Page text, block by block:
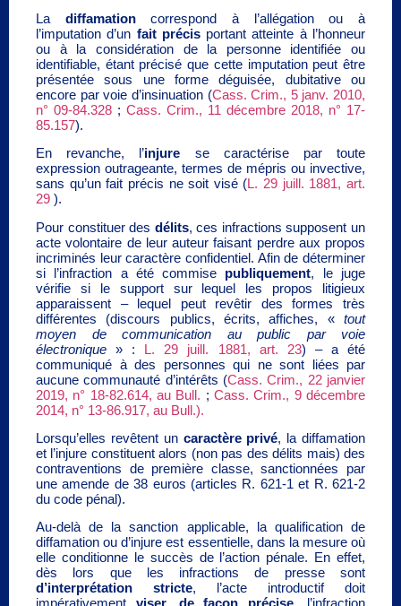
La diffamationcorrespond à l’allégation ou à
l’imputation d’un fait précisportant atteinte à l’honneur
ou à la considération de la personne identifiée ou
identifiable, étant précisé que cette imputation peut être
présentée sous une forme déguisée, dubitative ou
encore par voie d’insinuation (Cass. Crim., 5 janv. 2010,
n° 09-84.328 ; Cass. Crim., 11 décembre 2018, n° 17-
85.157).
En revanche, l’injure se caractérise par toute
expression outrageante, termes de mépris ou invective,
sans qu’un fait précis ne soit visé (L. 29 juill. 1881, art.
29 ).
Pour constituer des délits, ces infractions supposent un
acte volontaire de leur auteur faisant perdre aux propos
incriminés leur caractère confidentiel. Afin de déterminer
si l’infraction a été commise publiquement, le juge
vérifie si le support sur lequel les propos litigieux
apparaissent – lequel peut revêtir des formes très
différentes (discours publics, écrits, affiches, « tout
moyen de communication au public par voie
électronique » : L. 29 juill. 1881, art. 23) – a été
communiqué à des personnes qui ne sont liées par
aucune communauté d’intérêts (Cass. Crim., 22 janvier
2019, n° 18-82.614, au Bull. ;Cass. Crim., 9 décembre
2014, n° 13-86.917, au Bull.).
Lorsqu’elles revêtent un caractère privé, la diffamation
et l’injure constituent alors (non pas des délits mais) des
contraventions de première classe, sanctionnées par
une amende de 38 euros (articles R. 621-1 et R. 621-2
du code pénal).
Au-delà de la sanction applicable, la qualification de
diffamation ou d’injure est essentielle, dans la mesure où
elle conditionne le succès de l’action pénale. En effet,
dès lors que les infractions de presse sont
d’interprétation stricte, l’acte introductif doit